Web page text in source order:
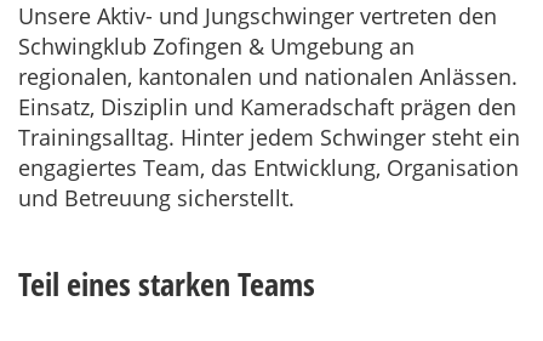
Unsere Aktiv- und Jungschwinger vertreten den
Schwingklub Zofingen & Umgebung an
regionalen, kantonalen und nationalen Anlässen.
Einsatz, Disziplin und Kameradschaft prägen den
Trainingsalltag. Hinter jedem Schwinger steht ein
engagiertes Team, das Entwicklung, Organisation
und Betreuung sicherstellt.
Teil eines starken Teams